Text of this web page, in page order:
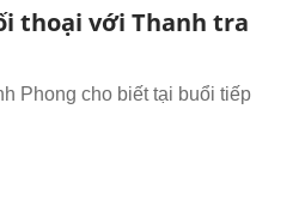
thoại với Thanh tra
Phong cho biết tại buổi tiếp